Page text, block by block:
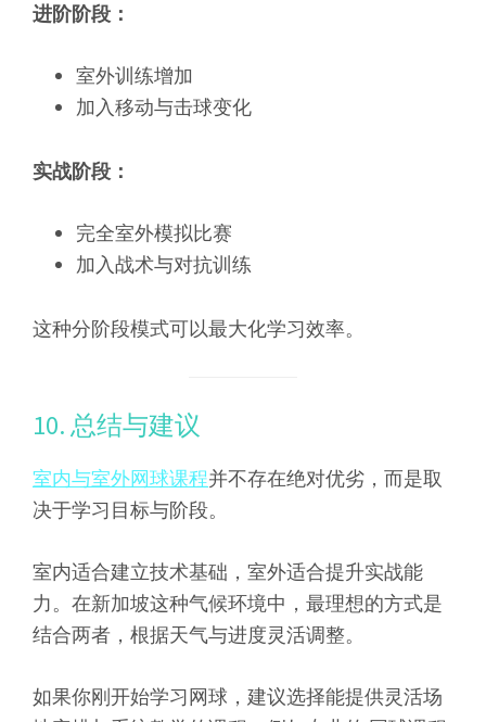
进阶阶段：
室外训练增加
加入移动与击球变化
实战阶段：
完全室外模拟比赛
加入战术与对抗训练
这种分阶段模式可以最大化学习效率。
10. 总结与建议
室内与室外网球课程并不存在绝对优劣，而是取
决于学习目标与阶段。
室内适合建立技术基础，室外适合提升实战能
力。在新加坡这种气候环境中，最理想的方式是
结合两者，根据天气与进度灵活调整。
如果你刚开始学习网球，建议选择能提供灵活场